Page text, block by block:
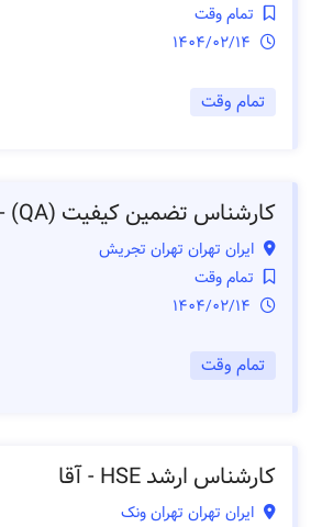
تمام وقت
تمام وقت
کارشناس تضمین کیفیت (QA) - خانم
ایران تهران تهران تجریش
تمام وقت
تمام وقت
کارشناس ارشد HSE - آقا
ایران تهران تهران ونک